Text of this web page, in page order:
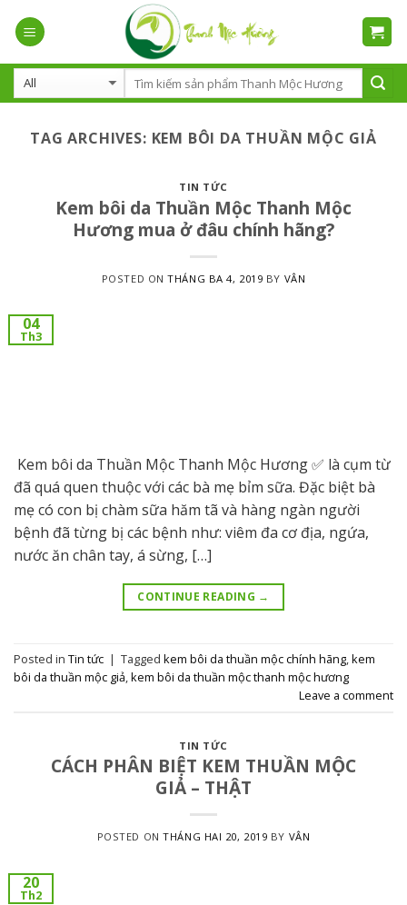
TAG ARCHIVES: KEM BÔI DA THUẦN MỘC GIẢ
TIN TỨC
Kem bôi da Thuần Mộc Thanh Mộc
Hương mua ở đâu chính hãng?
POSTED ONTHÁNG BA 4, 2019 BY VÂN
04
Th3
Kem bôi da Thuần Mộc Thanh Mộc Hương ✅ là cụm từ
đã quá quen thuộc với các bà mẹ bỉm sữa. Đặc biệt bà
mẹ có con bị chàm sữa hăm tã và hàng ngàn người
bệnh đã từng bị các bệnh như: viêm đa cơ địa, ngứa,
nước ăn chân tay, á sừng, […]
CONTINUE READING →
Posted in Tin tức | Tagged kem bôi da thuần mộc chính hãng,kem
bôi da thuần mộc giả,kem bôi da thuần mộc thanh mộc hương
Leave a comment
TIN TỨC
CÁCH PHÂN BIỆT KEM THUẦN MỘC
GIẢ – THẬT
POSTED ONTHÁNG HAI 20, 2019 BY VÂN
20
Th2